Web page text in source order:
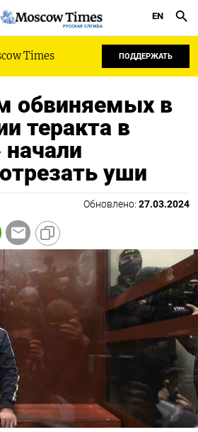
РУССКАЯ СЛУЖБА
EN
Times ПОДДЕРЖАТЬ
обвиняемых в
теракта в
начали
уши
Обновлено: 27.03.2024